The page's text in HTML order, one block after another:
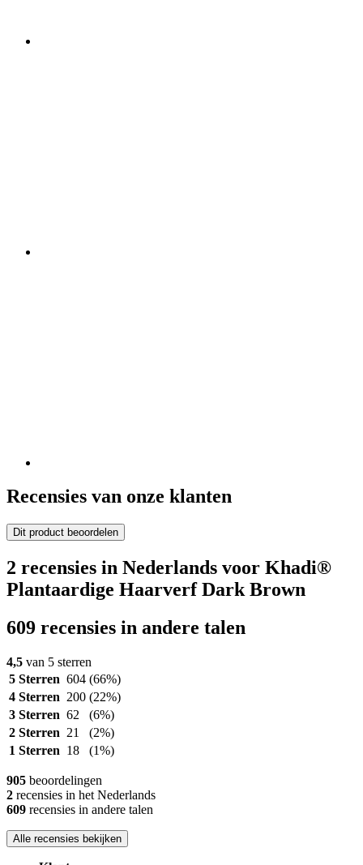
Recensies van onze klanten
Dit product beoordelen
2 recensies in Nederlands voor Khadi®
Plantaardige Haarverf Dark Brown
609 recensies in andere talen
4,5 van 5 sterren
5 Sterren 604 (66%)
4 Sterren 200 (22%)
3 Sterren 62
(6%)
2 Sterren 21
(2%)
1 Sterren 18 (1%)
905 beoordelingen
2 recensies in het Nederlands
609 recensies in andere talen
Alle recensies bekijken